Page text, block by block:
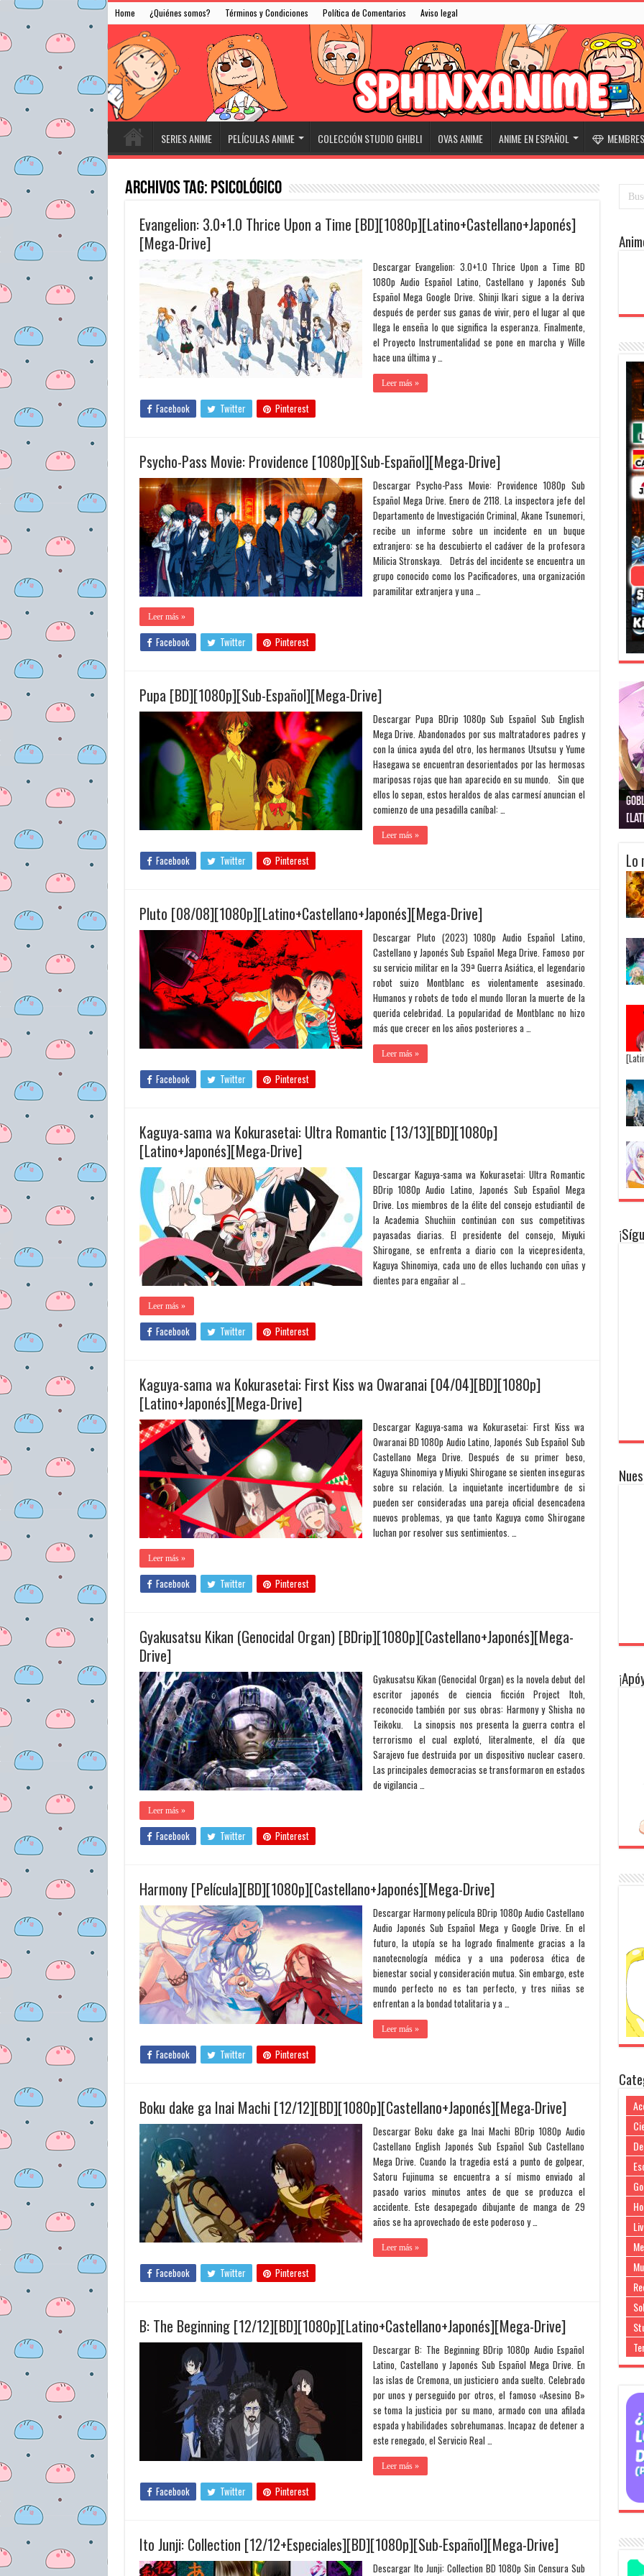
Home ¿Quiénes somos? Términos y Condiciones Política de Comentarios Aviso legal
SERIES ANIME PELÍCULAS ANIME COLECCIÓN STUDIO GHIBLI OVAS ANIME ANIME EN ESPAÑOL
Archivos Tag: Psicológico
Evangelion: 3.0+1.0 Thrice Upon a Time [BD][1080p][Latino+Castellano+Japonés]
[Mega-Drive]
Descargar Evangelion: 3.0+1.0 Thrice Upon a Time BD
1080p Audio Español Latino, Castellano y Japonés Sub
Español Mega Google Drive. Shinji Ikari sigue a la deriva
después de perder sus ganas de vivir, pero el lugar al que
llega le enseña lo que significa la esperanza. Finalmente,
el Proyecto Instrumentalidad se pone en marcha y Wille
hace una última y …
Leer más »
Facebook Twitter Pinterest
Psycho-Pass Movie: Providence [1080p][Sub-Español][Mega-Drive]
Descargar Psycho-Pass Movie: Providence 1080p Sub
Español Mega Drive. Enero de 2118. La inspectora jefe del
Departamento de Investigación Criminal, Akane Tsunemori,
recibe un informe sobre un incidente en un buque
extranjero: se ha descubierto el cadáver de la profesora
Milicia Stronskaya. Detrás del incidente se encuentra un
grupo conocido como los Pacificadores, una organización
paramilitar extranjera y una …
Leer más »
Facebook Twitter Pinterest
Pupa [BD][1080p][Sub-Español][Mega-Drive]
Descargar Pupa BDrip 1080p Sub Español Sub English
Mega Drive. Abandonados por sus maltratadores padres y
con la única ayuda del otro, los hermanos Utsutsu y Yume
Hasegawa se encuentran desorientados por las hermosas
mariposas rojas que han aparecido en su mundo. Sin que
ellos lo sepan, estos heraldos de alas carmesí anuncian el
comienzo de una pesadilla caníbal: …
Leer más »
Facebook Twitter Pinterest
Pluto [08/08][1080p][Latino+Castellano+Japonés][Mega-Drive]
Descargar Pluto (2023) 1080p Audio Español Latino,
Castellano y Japonés Sub Español Mega Drive. Famoso por
su servicio militar en la 39ª Guerra Asiática, el legendario
robot suizo Montblanc es violentamente asesinado.
Humanos y robots de todo el mundo lloran la muerte de la
querida celebridad. La popularidad de Montblanc no hizo
más que crecer en los años posteriores a …
Leer más »
Facebook Twitter Pinterest
Kaguya-sama wa Kokurasetai: Ultra Romantic [13/13][BD][1080p]
[Latino+Japonés][Mega-Drive]
Descargar Kaguya-sama wa Kokurasetai: Ultra Romantic
BDrip 1080p Audio Latino, Japonés Sub Español Mega
Drive. Los miembros de la élite del consejo estudiantil de
la Academia Shuchiin continúan con sus competitivas
payasadas diarias. El presidente del consejo, Miyuki
Shirogane, se enfrenta a diario con la vicepresidenta,
Kaguya Shinomiya, cada uno de ellos luchando con uñas y
dientes para engañar al …
Leer más »
Facebook Twitter Pinterest
Kaguya-sama wa Kokurasetai: First Kiss wa Owaranai [04/04][BD][1080p]
[Latino+Japonés][Mega-Drive]
Descargar Kaguya-sama wa Kokurasetai: First Kiss wa
Owaranai BD 1080p Audio Latino, Japonés Sub Español Sub
Castellano Mega Drive. Después de su primer beso,
Kaguya Shinomiya y Miyuki Shirogane se sienten inseguras
sobre su relación. La inquietante incertidumbre de si
pueden ser consideradas una pareja oficial desencadena
nuevos problemas, ya que tanto Kaguya como Shirogane
luchan por resolver sus sentimientos. …
Leer más »
Facebook Twitter Pinterest
Gyakusatsu Kikan (Genocidal Organ) [BDrip][1080p][Castellano+Japonés][Mega-
Drive]
Gyakusatsu Kikan (Genocidal Organ) es la novela debut del
escritor japonés de ciencia ficción Project Itoh,
reconocido también por sus obras: Harmony y Shisha no
Teikoku. La sinopsis nos presenta la guerra contra el
terrorismo el cual explotó, literalmente, el día que
Sarajevo fue destruida por un dispositivo nuclear casero.
Las principales democracias se transformaron en estados
de vigilancia …
Leer más »
Facebook Twitter Pinterest
Harmony [Película][BD][1080p][Castellano+Japonés][Mega-Drive]
Descargar Harmony película BDrip 1080p Audio Castellano
Audio Japonés Sub Español Mega y Google Drive. En el
futuro, la utopía se ha logrado finalmente gracias a la
nanotecnología médica y a una poderosa ética de
bienestar social y consideración mutua. Sin embargo, este
mundo perfecto no es tan perfecto, y tres niñas se
enfrentan a la bondad totalitaria y a …
Leer más »
Facebook Twitter Pinterest
Boku dake ga Inai Machi [12/12][BD][1080p][Castellano+Japonés][Mega-Drive]
Descargar Boku dake ga Inai Machi BDrip 1080p Audio
Castellano English Japonés Sub Español Sub Castellano
Mega Drive. Cuando la tragedia está a punto de golpear,
Satoru Fujinuma se encuentra a sí mismo enviado al
pasado varios minutos antes de que se produzca el
accidente. Este desapegado dibujante de manga de 29
años se ha aprovechado de este poderoso y …
Leer más »
Facebook Twitter Pinterest
B: The Beginning [12/12][BD][1080p][Latino+Castellano+Japonés][Mega-Drive]
Descargar B: The Beginning BDrip 1080p Audio Español
Latino, Castellano y Japonés Sub Español Mega Drive. En
las islas de Cremona, un justiciero anda suelto. Celebrado
por unos y perseguido por otros, el famoso «Asesino B»
se toma la justicia por su mano, armado con una afilada
espada y habilidades sobrehumanas. Incapaz de detener a
este renegado, el Servicio Real …
Leer más »
Facebook Twitter Pinterest
Ito Junji: Collection [12/12+Especiales][BD][1080p][Sub-Español][Mega-Drive]
Descargar Ito Junji: Collection BD 1080p Sin Censura Sub
Lo